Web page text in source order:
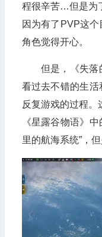
程很辛苦…但是为
因为有了PVP这
角色觉得开心。
但是，《失落
看过去不错的生
反复游戏的过程。
《星露谷物语》
里的航海系统”，